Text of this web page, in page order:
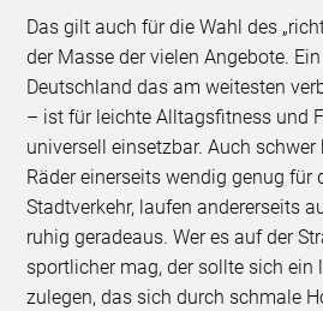
Das gilt auch für die Wahl des
der Masse der vielen Angebote.
Deutschland das am weitesten
– ist für leichte Alltagsfitness und
universell einsetzbar. Auch
Räder einerseits wendig genug für
Stadtverkehr, laufen andererseits
ruhig geradeaus. Wer es auf der
sportlicher mag, der sollte sich ein
zulegen, das sich durch schmale